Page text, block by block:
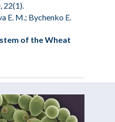
22(1).
E. M.; Bychenko E.
of the Wheat